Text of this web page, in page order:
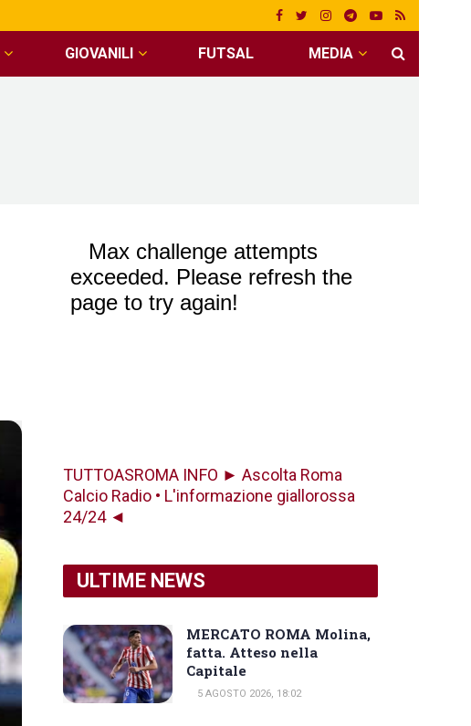
GIOVANILI FUTSAL MEDIA
TUTTOASROMA INFO ► Ascolta Roma
Calcio Radio • L'informazione giallorossa
24/24 ◄
ULTIME NEWS
MERCATO ROMA Molina,
fatta. Atteso nella
Capitale
5 AGOSTO 2026, 18:02